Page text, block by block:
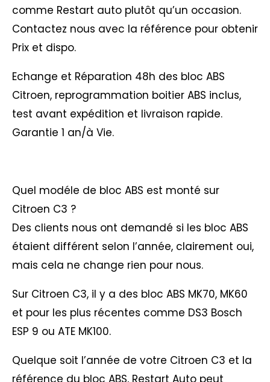
comme Restart auto plutôt qu’un occasion.
Contactez nous avec la référence pour obtenir
Prix et dispo.
Echange et Réparation 48h des bloc ABS
Citroen, reprogrammation boitier ABS inclus,
test avant expédition et livraison rapide.
Garantie 1 an/à Vie.
Quel modéle de bloc ABS est monté sur
Citroen C3 ?
Des clients nous ont demandé si les bloc ABS
étaient différent selon l’année, clairement oui,
mais cela ne change rien pour nous.
Sur Citroen C3, il y a des bloc ABS MK70, MK60
et pour les plus récentes comme DS3 Bosch
ESP 9 ou ATE MK100.
Quelque soit l’année de votre Citroen C3 et la
référence du bloc ABS, Restart Auto peut